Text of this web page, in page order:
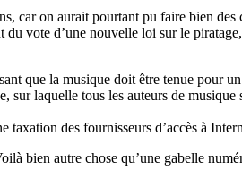
car on aurait pourtant pu faire bien
du vote d’une nouvelle loi sur le
que la musique doit être tenue pour
laquelle tous les auteurs de
des fournisseurs d’accès à
bien autre chose qu’une gabelle